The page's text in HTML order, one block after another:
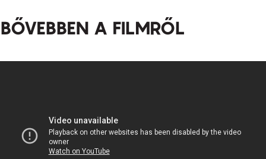
BŐVEBBEN A FILMRŐL